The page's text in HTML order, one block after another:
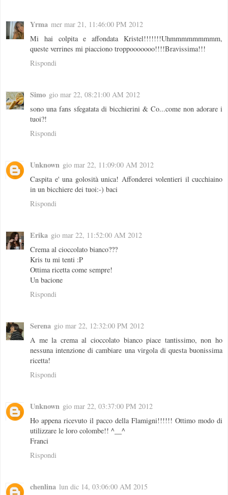
Yrma mer mar 21, 11:46:00 PM 2012
Mi hai colpita e affondata Kristel!!!!!!!Uhmmmmmmmmm,
queste verrines mi piacciono troppooooooo!!!!Bravissima!!!
Rispondi
Simo gio mar 22, 08:21:00 AM 2012
sono una fans sfegatata di bicchierini & Co...come non adorare i
tuoi?!
Rispondi
Unknown gio mar 22, 11:09:00 AM 2012
Caspita e' una golosità unica! Affonderei volentieri il cucchiaino
in un bicchiere dei tuoi:-) baci
Rispondi
Erika gio mar 22, 11:52:00 AM 2012
Crema al cioccolato bianco???
Kris tu mi tenti :P
Ottima ricetta come sempre!
Un bacione
Rispondi
Serena gio mar 22, 12:32:00 PM 2012
A me la crema al cioccolato bianco piace tantissimo, non ho
nessuna intenzione di cambiare una virgola di questa buonissima
ricetta!
Rispondi
Unknown gio mar 22, 03:37:00 PM 2012
Ho appena ricevuto il pacco della Flamigni!!!!!! Ottimo modo di
utilizzare le loro colombe!! ^__^
Franci
Rispondi
chenlina lun dic 14, 03:06:00 AM 2015